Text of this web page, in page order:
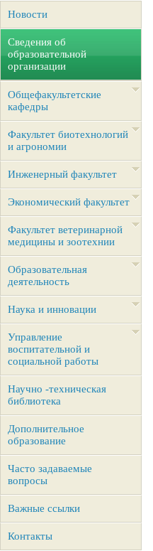
Новости
Сведения об
образовательной
организации
Общефакультетские
кафедры
Факультет биотехнологий
и агрономии
Инженерный факультет
Экономический факультет
Факультет ветеринарной
медицины и зоотехнии
Образовательная
деятельность
Наука и инновации
Управление
воспитательной и
социальной работы
Научно -техническая
библиотека
Дополнительное
образование
Часто задаваемые
вопросы
Важные ссылки
Контакты